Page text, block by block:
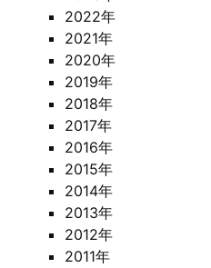
2022年
2021年
2020年
2019年
2018年
2017年
2016年
2015年
2014年
2013年
2012年
2011年